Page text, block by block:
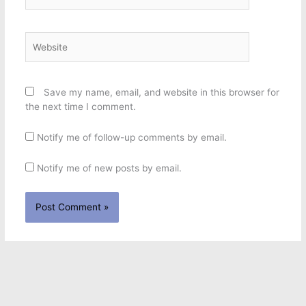
Save my name, email, and website in this browser for
the next time I comment.
Notify me of follow-up comments by email.
Notify me of new posts by email.